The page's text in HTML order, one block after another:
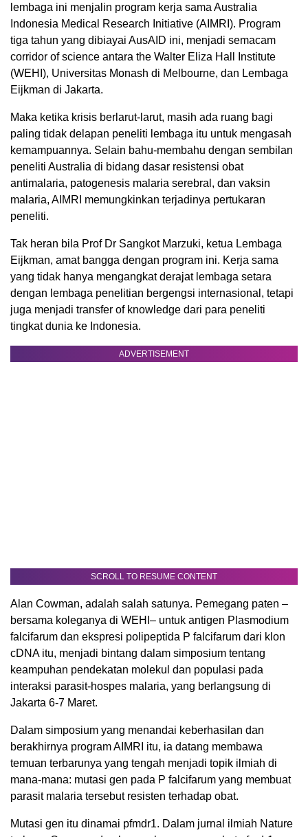
lembaga ini menjalin program kerja sama Australia
Indonesia Medical Research Initiative (AIMRI). Program
tiga tahun yang dibiayai AusAID ini, menjadi semacam
corridor of science antara the Walter Eliza Hall Institute
(WEHI), Universitas Monash di Melbourne, dan Lembaga
Eijkman di Jakarta.
Maka ketika krisis berlarut-larut, masih ada ruang bagi
paling tidak delapan peneliti lembaga itu untuk mengasah
kemampuannya. Selain bahu-membahu dengan sembilan
peneliti Australia di bidang dasar resistensi obat
antimalaria, patogenesis malaria serebral, dan vaksin
malaria, AIMRI memungkinkan terjadinya pertukaran
peneliti.
Tak heran bila Prof Dr Sangkot Marzuki, ketua Lembaga
Eijkman, amat bangga dengan program ini. Kerja sama
yang tidak hanya mengangkat derajat lembaga setara
dengan lembaga penelitian bergengsi internasional, tetapi
juga menjadi transfer of knowledge dari para peneliti
tingkat dunia ke Indonesia.
ADVERTISEMENT
SCROLL TO RESUME CONTENT
Alan Cowman, adalah salah satunya. Pemegang paten –
bersama koleganya di WEHI– untuk antigen Plasmodium
falcifarum dan ekspresi polipeptida P falcifarum dari klon
cDNA itu, menjadi bintang dalam simposium tentang
keampuhan pendekatan molekul dan populasi pada
interaksi parasit-hospes malaria, yang berlangsung di
Jakarta 6-7 Maret.
Dalam simposium yang menandai keberhasilan dan
berakhirnya program AIMRI itu, ia datang membawa
temuan terbarunya yang tengah menjadi topik ilmiah di
mana-mana: mutasi gen pada P falcifarum yang membuat
parasit malaria tersebut resisten terhadap obat.
Mutasi gen itu dinamai pfmdr1. Dalam jurnal ilmiah Nature